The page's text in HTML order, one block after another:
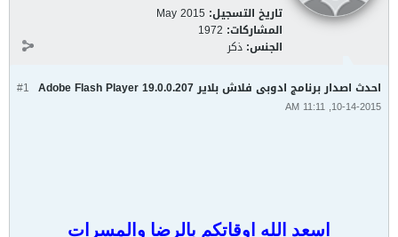
تاريخ التسجيل: May 2015
المشاركات: 1972
الجنس: ذكر
#1 احدث اصدار برنامج ادوبى فلاش بلاير Adobe Flash Player 19.0.0.207
10-14-2015, 11:11 AM
اسعد الله اوقاتكم بالرضا والمسرات